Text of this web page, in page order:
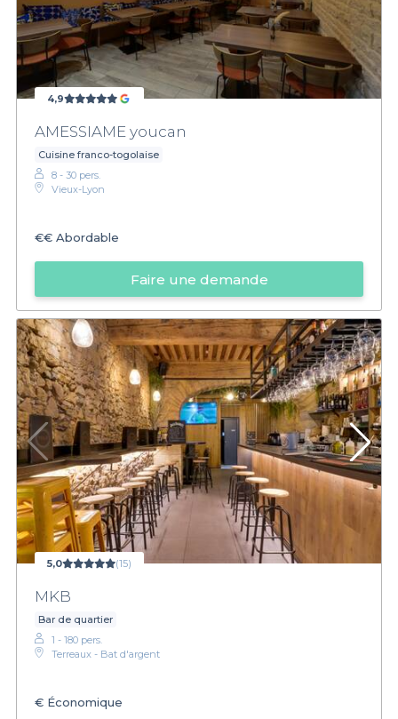
4,9
AMESSIAME youcan
Cuisine franco-togolaise
8 - 30 pers.
Vieux-Lyon
€€ Abordable
Faire une demande
5,0 (15)
MKB
Bar de quartier
1 - 180 pers.
Terreaux - Bat d'argent
€ Économique